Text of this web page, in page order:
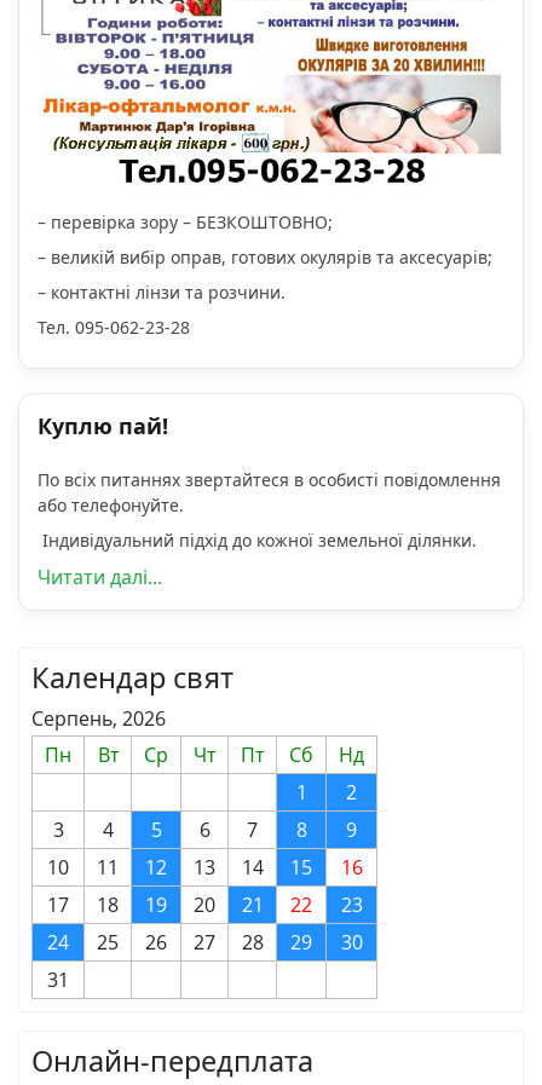
– перевірка зору – БЕЗКОШТОВНО;
– великій вибір оправ, готових окулярів та аксесуарів;
– контактні лінзи та розчини.
Тел. 095-062-23-28
Куплю пай!
По всіх питаннях звертайтеся в особисті повідомлення
або телефонуйте.
Індивідуальний підхід до кожної земельної ділянки.
Читати далі...
Календар свят
Серпень, 2026
Пн
Вт Ср Чт Пт Сб
Нд
1
2
3
4 5 6 7 8
9
10
11 12 13 14 15
16
17
18 19 20 21 22
23
24
25 26 27 28 29
30
31
Онлайн-передплата